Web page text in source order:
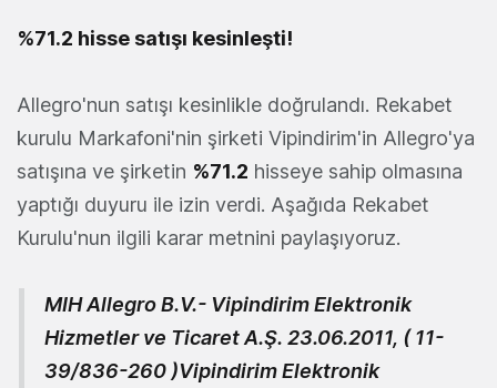
%71.2 hisse satışı kesinleşti!
Allegro'nun satışı kesinlikle doğrulandı. Rekabet
kurulu Markafoni'nin şirketi Vipindirim'in Allegro'ya
satışına ve şirketin %71.2 hisseye sahip olmasına
yaptığı duyuru ile izin verdi. Aşağıda Rekabet
Kurulu'nun ilgili karar metnini paylaşıyoruz.
MIH Allegro B.V.- Vipindirim Elektronik
Hizmetler ve Ticaret A.Ş. 23.06.2011, ( 11-
39/836-260 )Vipindirim Elektronik